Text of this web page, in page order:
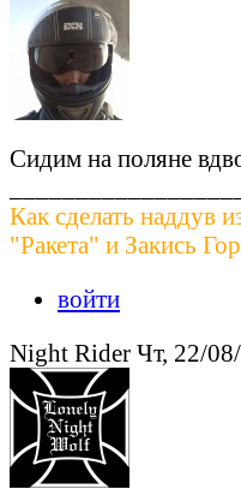
Сидим на поляне
Как сделать наддув
"Ракета" и Закись
войти
Night Rider Чт, 22/